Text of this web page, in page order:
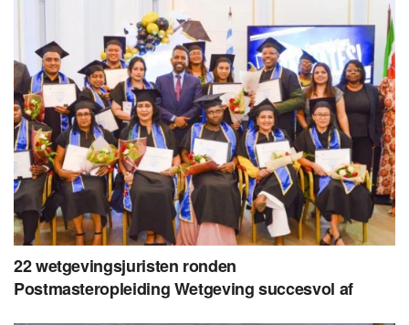
22 wetgevingsjuristen ronden
Postmasteropleiding Wetgeving succesvol af